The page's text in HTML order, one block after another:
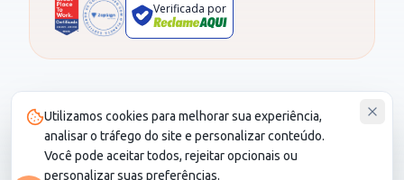
Verificada por
30.987.115/0001-82. CS Saúde é um cartão de desconto e não é um
plano de saúde.
Utilizamos cookies para melhorar sua experiência,
analisar o tráfego do site e personalizar conteúdo.
Você pode aceitar todos, rejeitar opcionais ou
personalizar suas preferências.